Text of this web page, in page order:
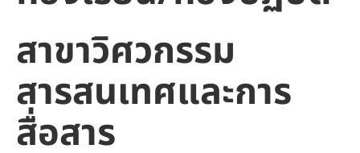
สาขาวิศวกรรม
สารสนเทศและการ
สื่อสาร